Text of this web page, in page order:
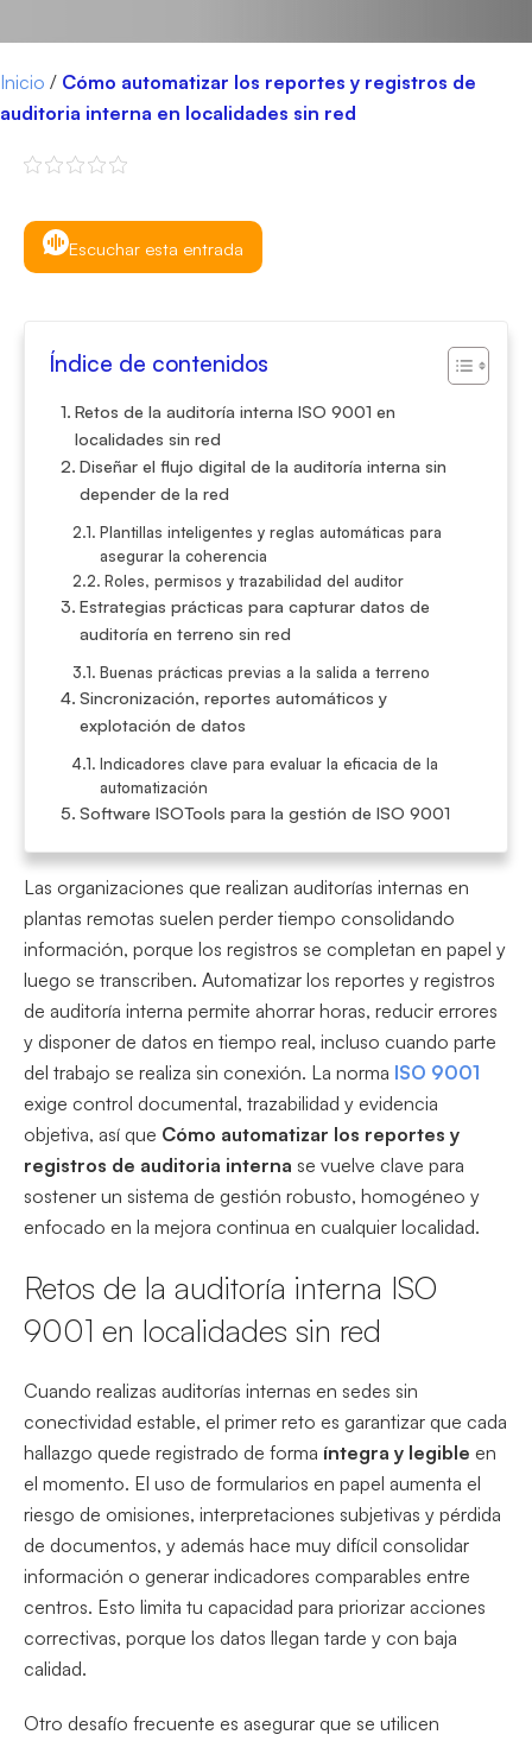
Inicio / Cómo automatizar los reportes y registros de
auditoria interna en localidades sin red
Escuchar esta entrada
Índice de contenidos
Retos de la auditoría interna ISO 9001 en
localidades sin red
Diseñar el flujo digital de la auditoría interna sin
depender de la red
Plantillas inteligentes y reglas automáticas para
asegurar la coherencia
Roles, permisos y trazabilidad del auditor
Estrategias prácticas para capturar datos de
auditoría en terreno sin red
Buenas prácticas previas a la salida a terreno
Sincronización, reportes automáticos y
explotación de datos
Indicadores clave para evaluar la eficacia de la
automatización
Software ISOTools para la gestión de ISO 9001
Las organizaciones que realizan auditorías internas en
plantas remotas suelen perder tiempo consolidando
información, porque los registros se completan en papel y
luego se transcriben. Automatizar los reportes y registros
de auditoría interna permite ahorrar horas, reducir errores
y disponer de datos en tiempo real, incluso cuando parte
del trabajo se realiza sin conexión. La norma ISO 9001
exige control documental, trazabilidad y evidencia
objetiva, así que Cómo automatizar los reportes y
registros de auditoria interna se vuelve clave para
sostener un sistema de gestión robusto, homogéneo y
enfocado en la mejora continua en cualquier localidad.
Retos de la auditoría interna ISO
9001 en localidades sin red
Cuando realizas auditorías internas en sedes sin
conectividad estable, el primer reto es garantizar que cada
hallazgo quede registrado de forma íntegra y legible en
el momento. El uso de formularios en papel aumenta el
riesgo de omisiones, interpretaciones subjetivas y pérdida
de documentos, y además hace muy difícil consolidar
información o generar indicadores comparables entre
centros. Esto limita tu capacidad para priorizar acciones
correctivas, porque los datos llegan tarde y con baja
calidad.
Otro desafío frecuente es asegurar que se utilicen